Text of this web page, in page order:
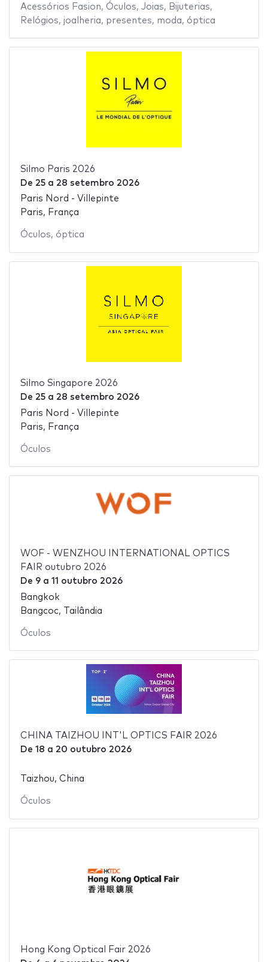
Acessórios Fasion, Óculos, Joias, Bijuterias,
Relógios, joalheria, presentes, moda, óptica
Silmo Paris 2026
De 25a 28 setembro 2026
Paris Nord - Villepinte
Paris, França
Óculos, óptica
Silmo Singapore 2026
De 25a 28 setembro 2026
Paris Nord - Villepinte
Paris, França
Óculos
WOF - WENZHOU INTERNATIONAL OPTICS
FAIR outubro 2026
De 9a 11 outubro 2026
Bangkok
Bangcoc, Tailândia
Óculos
CHINA TAIZHOU INT'L OPTICS FAIR 2026
De 18 a 20 outubro 2026
Taizhou, China
Óculos
Hong Kong Optical Fair 2026